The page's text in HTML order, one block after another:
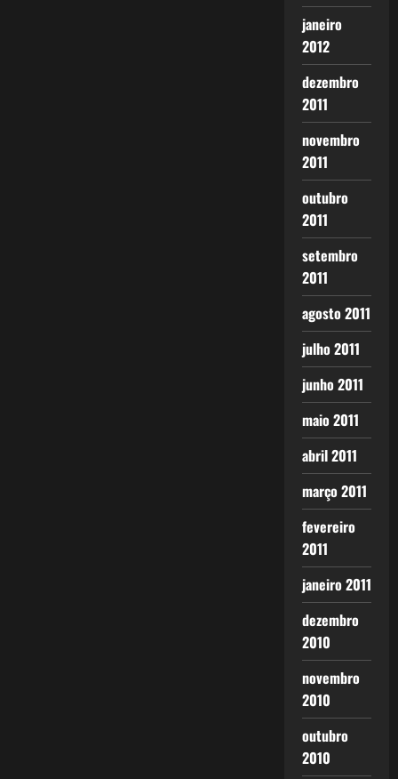
janeiro
2012
dezembro
2011
novembro
2011
outubro
2011
setembro
2011
agosto 2011
julho 2011
junho 2011
maio 2011
abril 2011
março 2011
fevereiro
2011
janeiro 2011
dezembro
2010
novembro
2010
outubro
2010